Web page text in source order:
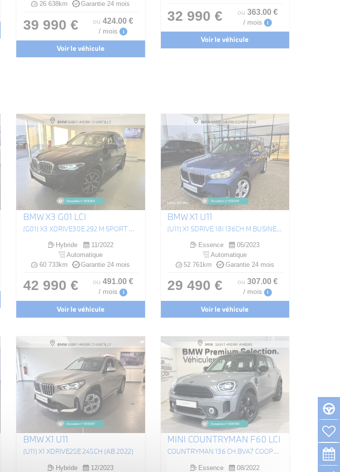
26 638km
Garantie 24 mois
39 990 € ou424.00 €
/ mois i
Voir le véhicule
32 990 € ou 363.00 €
/ mois i
Voir le véhicule
BMW X3 G01 LCI
(G01) X3 XDRIVE30E 292 M SPORT BVA8
Hybride
11/2022
Automatique
60 733km
Garantie 24 mois
42 990 € ou491.00 €
/ mois i
Voir le véhicule
BMW X1 U11
(U11) X1 SDRIVE 18I 136CH M BUSINESS DESIGN DKG7
Essence
05/2023
Automatique
52 761km
Garantie 24 mois
29 490 € ou 307.00 €
/ mois i
Voir le véhicule
BMW X1 U11
(U11) X1 XDRIVE25E 245CH (AB 2022)
Hybride
12/2023
MINI COUNTRYMAN F60 LCI
COUNTRYMAN 136 CH BVA7 COOPER EDITION PREMIUM PLUS
Essence
08/2022